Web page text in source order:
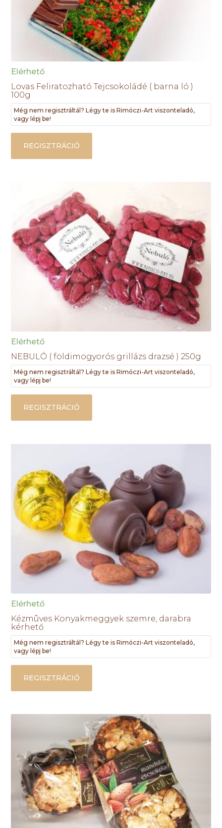
Elérhető
Lovas Feliratozható Tejcsokoládé ( barna ló )
100g
Még nem regisztráltál? Légy te is Rimóczi-Art viszonteladó,
vagy lépj be!
REGISZTRÁCIÓ
Elérhető
NEBULÓ ( földimogyorós grillázs drazsé ) 250g
Még nem regisztráltál? Légy te is Rimóczi-Art viszonteladó,
vagy lépj be!
REGISZTRÁCIÓ
Elérhető
Kézmûves Konyakmeggyek szemre, darabra
kérhető
Még nem regisztráltál? Légy te is Rimóczi-Art viszonteladó,
vagy lépj be!
REGISZTRÁCIÓ